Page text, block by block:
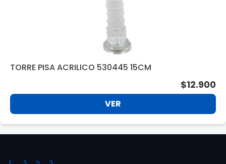
TORRE PISA ACRILICO 530445 15CM
$12.900
VER